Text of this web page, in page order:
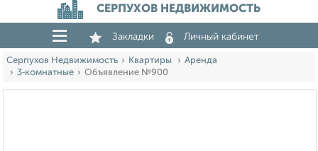
СЕРПУХОВ НЕДВИЖИМОСТЬ
Закладки Личный кабинет
Серпухов Недвижимость Квартиры
Аренда
3‑комнатные
Объявление №900